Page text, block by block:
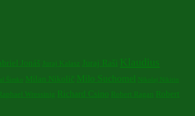
Jonáš Juraj Kalasz Juraj Raši Klaudius
Šimko Milan Nikolič Milo Suchomel Nikolaj Nikitin
Wressinig Richard Csino Robert Ragan Robert